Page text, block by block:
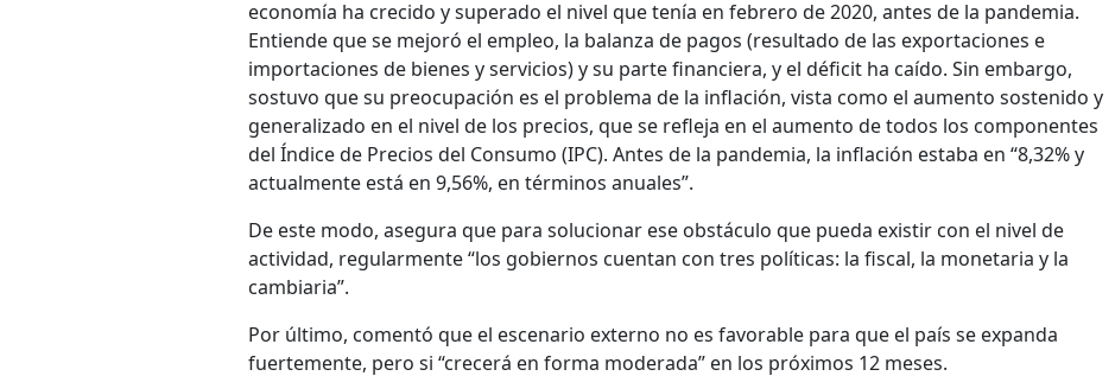
economía ha crecido y superado el nivel que tenía en febrero de 2020, antes de la pandemia.
Entiende que se mejoró el empleo, la balanza de pagos (resultado de las exportaciones e
importaciones de bienes y servicios) y su parte financiera, y el déficit ha caído. Sin embargo,
sostuvo que su preocupación es el problema de la inflación, vista como el aumento sostenido y
generalizado en el nivel de los precios, que se refleja en el aumento de todos los componentes
del Índice de Precios del Consumo (IPC). Antes de la pandemia, la inflación estaba en “8,32% y
actualmente está en 9,56%, en términos anuales”.
De este modo, asegura que para solucionar ese obstáculo que pueda existir con el nivel de
actividad, regularmente “los gobiernos cuentan con tres políticas: la fiscal, la monetaria y la
cambiaria”.
Por último, comentó que el escenario externo no es favorable para que el país se expanda
fuertemente, pero si “crecerá en forma moderada” en los próximos 12 meses.